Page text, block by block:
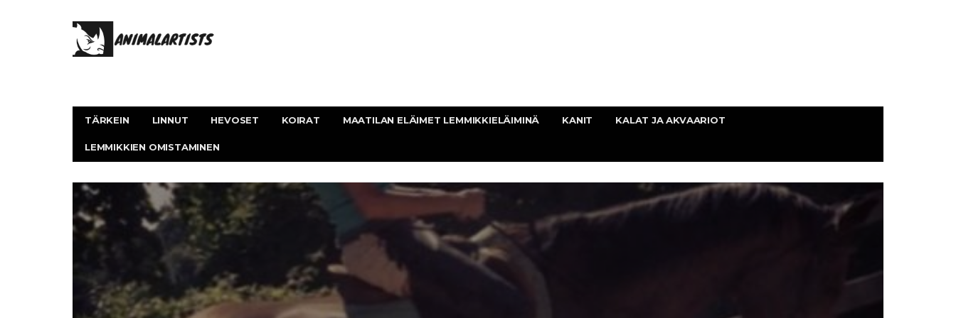
TÄRKEIN LINNUT HEVOSET KOIRAT MAATILAN ELÄIMET LEMMIKKIELÄIMINÄ KANIT KALAT JA AKVAARIOT
LEMMIKKIEN OMISTAMINEN